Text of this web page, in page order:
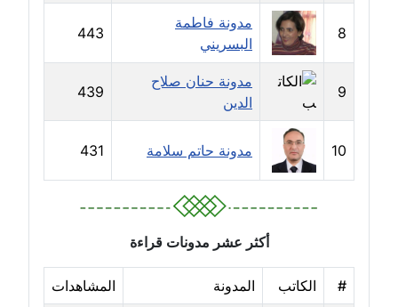
مدونة سعاد سيد
عاملة
مدونة سعيد زعلوك
مدونة سلوى بدران
عاملة
مدونة سلوي جلال
عاملة
مدونة سلوى محمود
عاملة
8
مدونة فاطمة
البسريني
443
9
مدونة حنان صلاح
الدين
439
10 مدونة حاتم سلامة 431
أكثر عشر مدونات قراءة
# الكاتب المدونة المشاهدات